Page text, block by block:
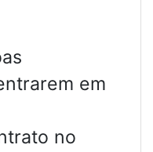
em
no